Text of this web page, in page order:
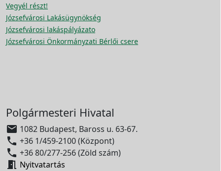
Vegyél részt!
Józsefvárosi Lakásügynökség
Józsefvárosi lakáspályázato
Józsefvárosi Önkormányzati Bérlői csere
Polgármesteri Hivatal
 1082 Budapest, Baross u. 63-67.
 +36 1/459-2100 (Központ)
 +36 80/277-256 (Zöld szám)
 Nyitvatartás